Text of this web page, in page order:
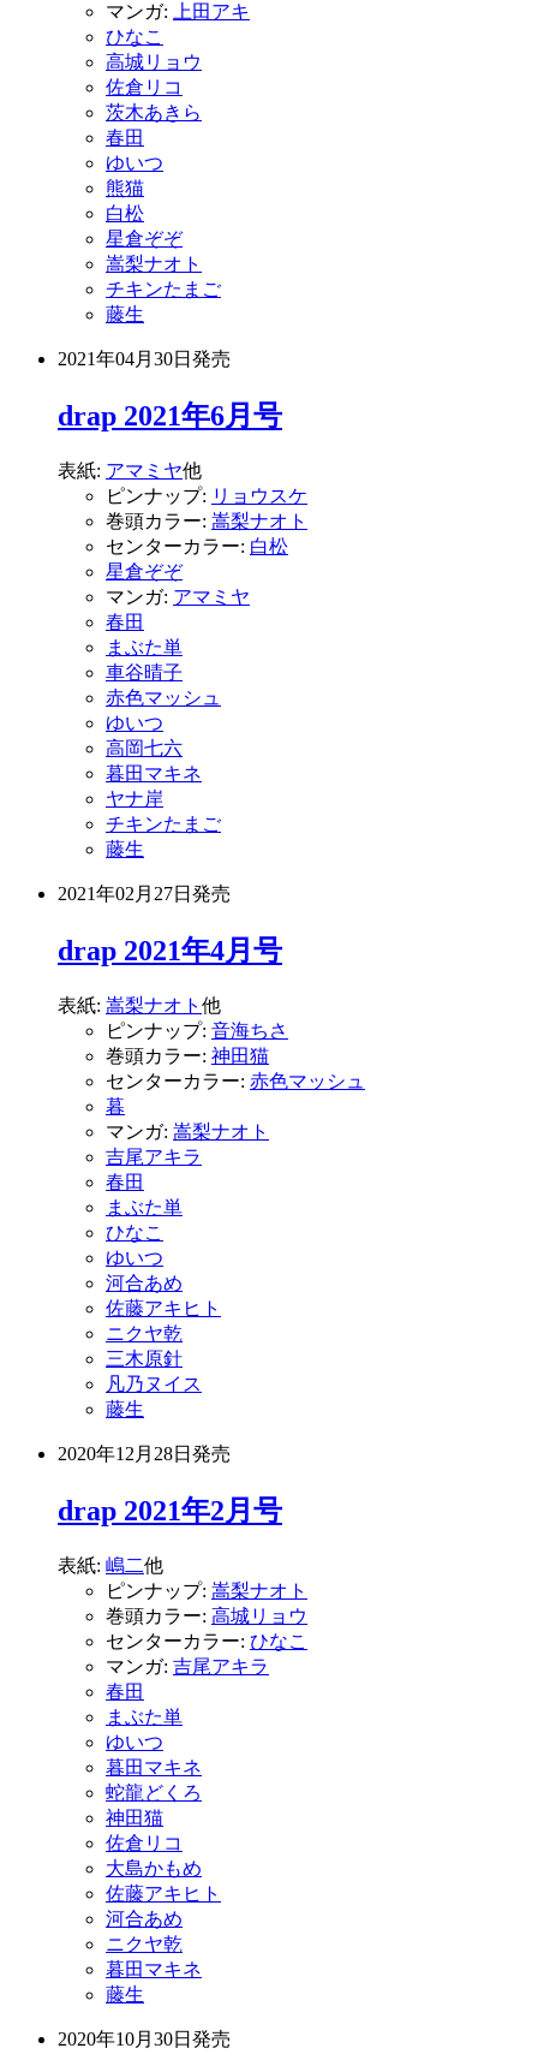
マンガ:
上田アキ
ひなこ
高城リョウ
佐倉リコ
茨木あきら
春田
ゆいつ
熊猫
白松
星倉ぞぞ
嵩梨ナオト
チキンたまご
藤生
2021年04月30日 発売
drap 2021年6月号
表紙: アマミヤ他
ピンナップ: リョウスケ
巻頭カラー: 嵩梨ナオト
センターカラー: 白松
星倉ぞぞ
マンガ: アマミヤ
春田
まぶた単
車谷晴子
赤色マッシュ
ゆいつ
高岡七六
暮田マキネ
ヤナ岸
チキンたまご
藤生
2021年02月27日 発売
drap 2021年4月号
表紙: 嵩梨ナオト 他
ピンナップ: 音海ちさ
巻頭カラー: 神田猫
センターカラー: 赤色マッシュ
暮
マンガ: 嵩梨ナオト
吉尾アキラ
春田
まぶた単
ひなこ
ゆいつ
河合あめ
佐藤アキヒト
ニクヤ乾
三木原針
凡乃ヌイス
藤生
2020年12月28日 発売
drap 2021年2月号
表紙: 嶋二他
ピンナップ: 嵩梨ナオト
巻頭カラー: 高城リョウ
センターカラー: ひなこ
マンガ: 吉尾アキラ
春田
まぶた単
ゆいつ
暮田マキネ
蛇龍どくろ
神田猫
佐倉リコ
大島かもめ
佐藤アキヒト
河合あめ
ニクヤ乾
暮田マキネ
藤生
2020年10月30日 発売